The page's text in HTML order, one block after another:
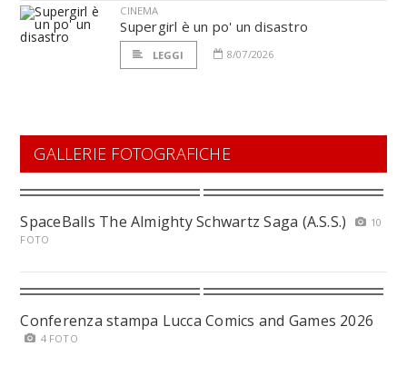
CINEMA
Supergirl è un po' un disastro
LEGGI 8/07/2026
GALLERIE FOTOGRAFICHE
SpaceBalls The Almighty Schwartz Saga (A.S.S.)
10
FOTO
Conferenza stampa Lucca Comics and Games 2026
4 FOTO